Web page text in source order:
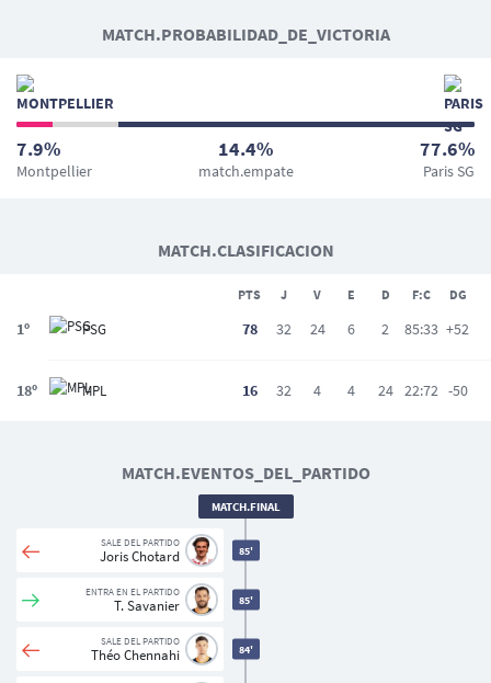
MATCH.PROBABILIDAD_DE_VICTORIA
7.9%
Montpellier
14.4%
match.empate
77.6%
Paris SG
MATCH.CLASIFICACION
PTS J V E D F:C DG
1º PSG 78 32 24 6 2 85:33 +52
18º MPL 16 32 4 4 24 22:72 -50
MATCH.EVENTOS_DEL_PARTIDO
84'
SALE DEL PARTIDO
Théo Chennahi
85'
ENTRA EN EL PARTIDO
T. Savanier
85'
SALE DEL PARTIDO
Joris Chotard
MATCH.FINAL